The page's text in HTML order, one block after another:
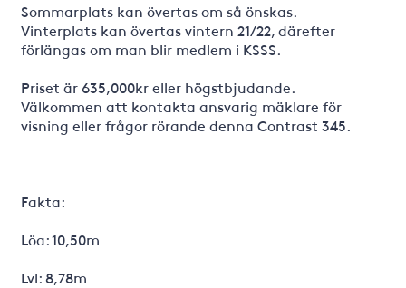
Sommarplats kan övertas om så önskas.
Vinterplats kan övertas vintern 21/22, därefter
förlängas om man blir medlem i KSSS.
Priset är 635,000kr eller högstbjudande.
Välkommen att kontakta ansvarig mäklare för
visning eller frågor rörande denna Contrast 345.
Fakta:
Löa: 10,50m
Lvl: 8,78m